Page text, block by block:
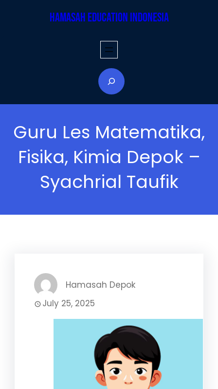
Hamasah Education Indonesia
a
c
Guru Les Matematika,
Fisika, Kimia Depok –
Syachrial Taufik
Hamasah Depok
July 25, 2025